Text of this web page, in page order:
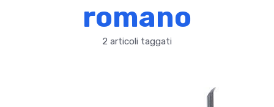
romano
2 articoli taggati